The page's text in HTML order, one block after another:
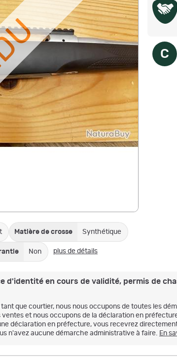
Matière de crosse Synthétique
Non plus de détails
C
d'identité en cours de validité, permis de
tant que courtier, nous nous occupons de toutes les
ventes et nous occupons de la déclaration en
déclaration en préfecture, vous recevrez
n'avez aucune démarche administrative à faire. En